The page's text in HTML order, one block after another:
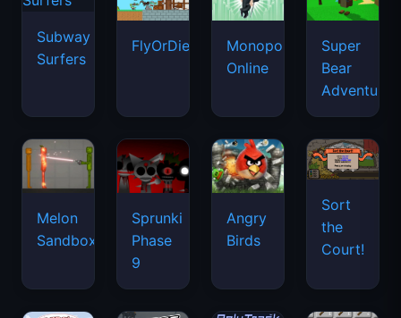
Subway
Surfers
FlyOrDie.io
Monopoly
Online
Super
Bear
Adventure
Melon
Sandbox
Sprunki
Phase
9
Angry
Birds
Sort
the
Court!